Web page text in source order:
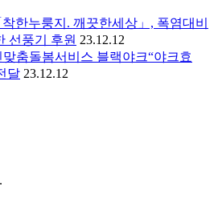
한누룽지. 깨끗한세상」, 폭염대비
선풍기 후원 23.12.12
맞춤돌봄서비스 블랙야크“야크효
달 23.12.12